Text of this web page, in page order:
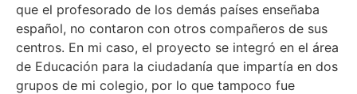
que el profesorado de los demás países enseñaba
español, no contaron con otros compañeros de sus
centros. En mi caso, el proyecto se integró en el área
de Educación para la ciudadanía que impartía en dos
grupos de mi colegio, por lo que tampoco fue